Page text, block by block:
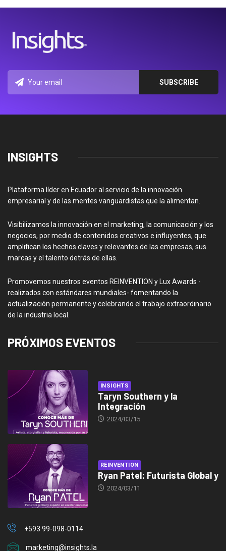
INSIGHTS
Plataforma líder en Ecuador al servicio de la innovación
empresarial y de las mentes vanguardistas que la alimentan.
Visibilizamos la innovación en el marketing, la comunicación y los
negocios, por medio de contenidos creativos e influyentes, que
amplifican los hechos claves y relevantes de las empresas, sus
marcas y el talento detrás de ellas.
Promovemos nuestros eventos REINVENTION y Lux Awards -
realizados con estándares mundiales- fomentando la
actualización permanente y celebrando el trabajo extraordinario
de la industria local.
PRÓXIMOS EVENTOS
INSIGHTS
Taryn Southern y la
Integración
2024/03/15
REINVENTION
Ryan Patel: Futurista Global y
2024/03/11
+593 99-098-0114
marketing@insights.la